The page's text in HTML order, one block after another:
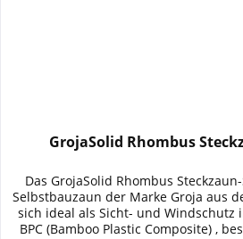
GrojaSolid Rhombus
Das GrojaSolid Rhombus
Selbstbauzaun der Marke Groja aus
sich ideal als Sicht- und Windschutz
BPC (Bamboo Plastic Composite) ,